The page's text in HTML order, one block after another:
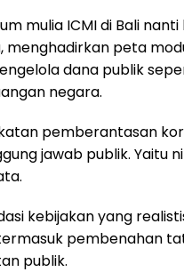
mulia ICMI di Bali
menghadirkan peta
dana publik
negara.
pemberantasan
jawab publik. Yaitu
kebijakan yang
pembenahan
publik.